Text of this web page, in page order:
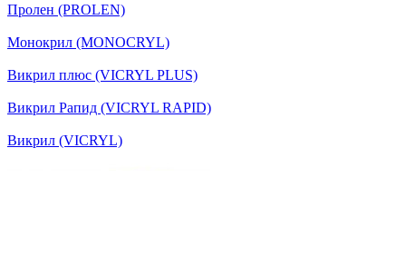
Пролен (PROLEN)
Монокрил (MONOCRYL)
Викрил плюс (VICRYL PLUS)
Викрил Рапид (VICRYL RAPID)
Викрил (VICRYL)